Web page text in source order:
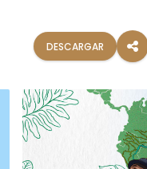
DESCARGAR